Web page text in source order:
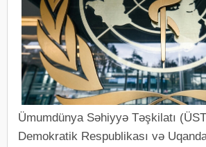
Ümumdünya Səhiyyə Təşkilatı
Demokratik Respublikası və